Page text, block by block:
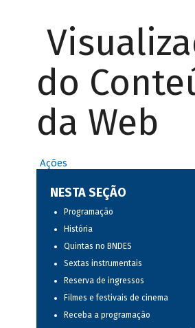
do
da Web
Ações
NESTA SEÇÃO
Programação
História
Quintas no BNDES
Sextas instrumentais
Reserva de ingressos
Filmes e festivais de cinema
Receba a programação